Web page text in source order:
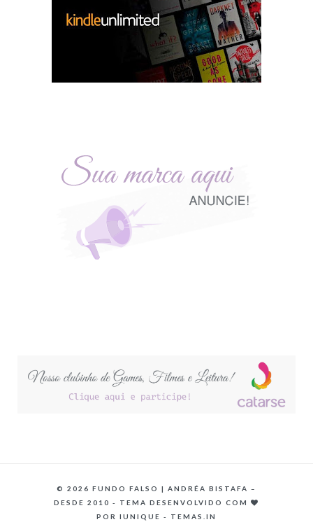
© 2026 FUNDO FALSO | ANDRÉA BISTAFA –
DESDE 2010 - TEMA DESENVOLVIDO COM
POR IUNIQUE - TEMAS.IN